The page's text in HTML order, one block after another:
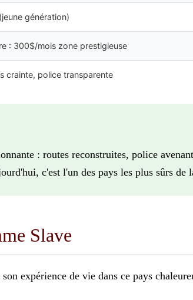
génération)
: 300$/mois zone prestigieuse
crainte, police transparente
: routes reconstruites, police
c'est l'un des pays les plus sûrs de
Slave
expérience de vie dans ce pays